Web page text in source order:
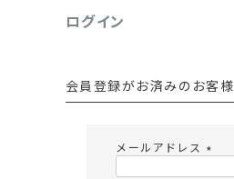
リュック/バックパック
ビジネスバッグ
AS2OV
ログイン
会員登録がお済みのお客様
メールアドレス